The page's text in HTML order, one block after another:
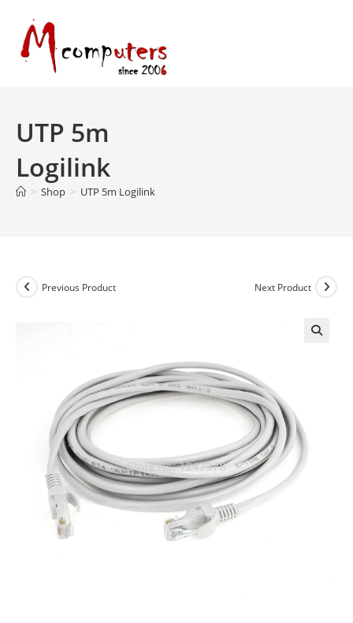
content
UTP 5m
Logilink
> Shop > UTP 5m Logilink
Previous Product Next Product